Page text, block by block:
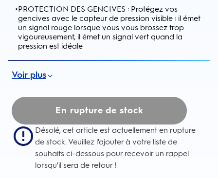
•PROTECTION DES GENCIVES : Protégez vos
gencives avec le capteur de pression visible : il émet
un signal rouge lorsque vous vous brossez trop
vigoureusement, il émet un signal vert quand la
pression est idéale
Voir plus
En rupture de stock
Désolé, cet article est actuellement en rupture
de stock. Veuillez l'ajouter à votre liste de
souhaits ci-dessous pour recevoir un rappel
lorsqu'il sera de retour !